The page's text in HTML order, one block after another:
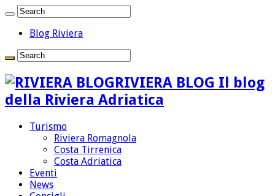
Blog Riviera
RIVIERA BLOG Il blog
della Riviera Adriatica
Turismo
Riviera Romagnola
Costa Tirrenica
Costa Adriatica
Eventi
News